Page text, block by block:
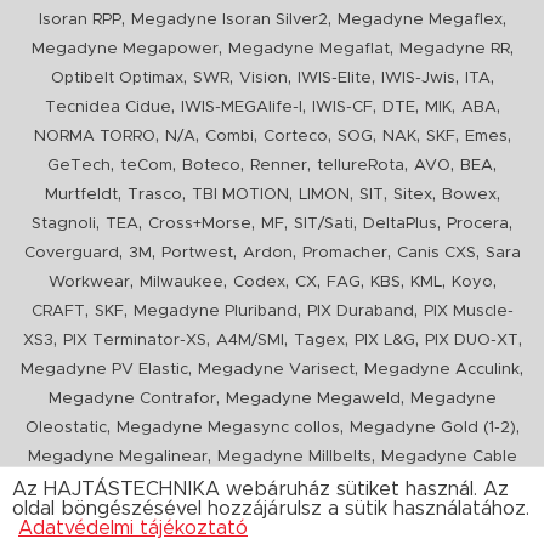
Isoran RPP, Megadyne Isoran Silver2, Megadyne Megaflex,
Megadyne Megapower, Megadyne Megaflat, Megadyne RR,
Optibelt Optimax, SWR, Vision, IWIS-Elite, IWIS-Jwis, ITA,
Tecnidea Cidue, IWIS-MEGAlife-I , IWIS-CF, DTE, MIK, ABA,
NORMA TORRO, N/A, Combi, Corteco, SOG, NAK, SKF, Emes,
GeTech, teCom, Boteco, Renner, tellureRota, AVO, BEA,
Murtfeldt, Trasco, TBI MOTION , LIMON , SIT, Sitex, Bowex,
Stagnoli, TEA, Cross+Morse, MF, SIT/Sati, DeltaPlus, Procera,
Coverguard , 3M , Portwest, Ardon, Promacher, Canis CXS, Sara
Workwear, Milwaukee, Codex, CX, FAG, KBS, KML, Koyo,
CRAFT, SKF, Megadyne Pluriband , PIX Duraband ,
PIX Muscle-
XS3, PIX Terminator-XS, A4M/SMI , Tagex, PIX L&G, PIX DUO-XT,
Megadyne PV Elastic, Megadyne Varisect, Megadyne Acculink,
Megadyne Contrafor, Megadyne Megaweld ,
Megadyne
Oleostatic, Megadyne Megasync collos, Megadyne Gold (1-2),
Megadyne Megalinear, Megadyne Millbelts,
Megadyne Cable
Pull, PIX X'Ceed,Megadyne Pull Down, Optibelt VB,Mitsuboshi
ConCar,Megadyne Megarib ,PIX HARVESTER,Urgent
Az HAJTÁSTECHNIKA webáruház sütiket használ. Az
oldal böngészésével hozzájárulsz a sütik használatához.
Adatvédelmi tájékoztató